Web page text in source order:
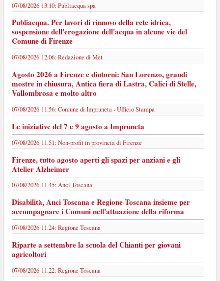
07/08/2026 13.10: Publiacqua spa
Publiacqua. Per lavori di rinnovo della rete idrica,
sospensione dell'erogazione dell'acqua in alcune vie del
Comune di Firenze
07/08/2026 12.06: Redazione di Met
Agosto 2026 a Firenze e dintorni: San Lorenzo, grandi
mostre in chiusura, Antica fiera di Lastra, Calici di Stelle,
Vallombrosa e molto altro
07/08/2026 11.56: Comune di Impruneta - Ufficio Stampa
Le iniziative del 7 e 9 agosto a Impruneta
07/08/2026 11.51: Non-profit in provincia di Firenze
Firenze, tutto agosto aperti gli spazi per anziani e gli
Atelier Alzheimer
07/08/2026 11.45: Anci Toscana
Disabilità, Anci Toscana e Regione Toscana insieme per
accompagnare i Comuni nell'attuazione della riforma
07/08/2026 11.24: Regione Toscana
Riparte a settembre la scuola del Chianti per giovani
agricoltori
07/08/2026 11.22: Regione Toscana